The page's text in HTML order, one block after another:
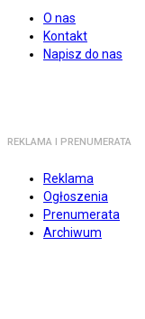
O nas
Kontakt
Napisz do nas
REKLAMA I PRENUMERATA
Reklama
Ogłoszenia
Prenumerata
Archiwum